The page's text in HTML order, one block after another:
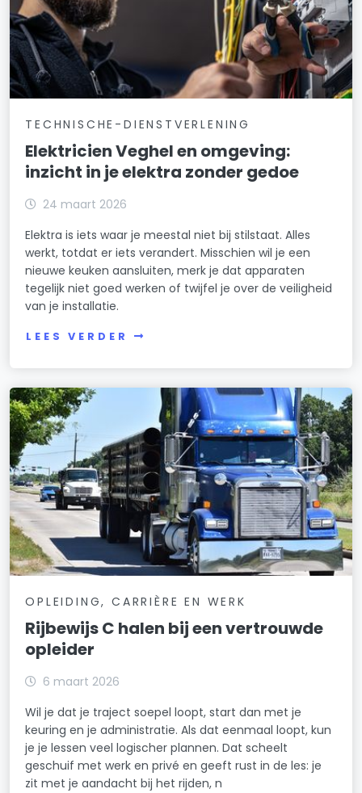
TECHNISCHE-DIENSTVERLENING
Elektricien Veghel en omgeving:
inzicht in je elektra zonder gedoe
24 maart 2026
Elektra is iets waar je meestal niet bij stilstaat. Alles
werkt, totdat er iets verandert. Misschien wil je een
nieuwe keuken aansluiten, merk je dat apparaten
tegelijk niet goed werken of twijfel je over de veiligheid
van je installatie.
LEES VERDER
OPLEIDING, CARRIÈRE EN WERK
Rijbewijs C halen bij een vertrouwde
opleider
6 maart 2026
Wil je dat je traject soepel loopt, start dan met je
keuring en je administratie. Als dat eenmaal loopt, kun
je je lessen veel logischer plannen. Dat scheelt
geschuif met werk en privé en geeft rust in de les: je
zit met je aandacht bij het rijden, n